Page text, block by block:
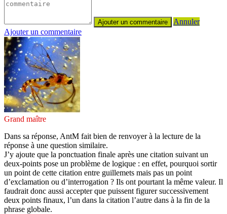
Annuler
Ajouter un commentaire
Grand maître
Dans sa réponse, AntM fait bien de renvoyer à la lecture de la
réponse à une question similaire.
J’y ajoute que la ponctuation finale après une citation suivant un
deux-points pose un problème de logique : en effet, pourquoi sortir
un point de cette citation entre guillemets mais pas un point
d’exclamation ou d’interrogation ? Ils ont pourtant la même valeur. Il
faudrait donc aussi accepter que puissent figurer successivement
deux points finaux, l’un dans la citation l’autre dans à la fin de la
phrase globale.